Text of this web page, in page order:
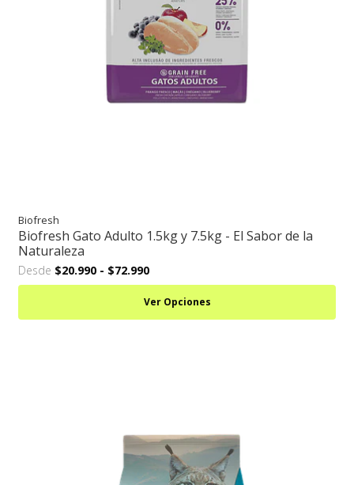
Biofresh
Biofresh Gato Adulto 1.5kg y 7.5kg - El Sabor de la
Naturaleza
Desde $20.990 - $72.990
Ver Opciones